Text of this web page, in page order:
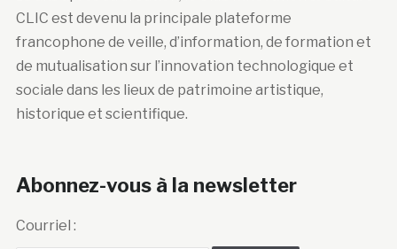
CLIC est devenu la principale plateforme
francophone de veille, d’information, de formation et
de mutualisation sur l’innovation technologique et
sociale dans les lieux de patrimoine artistique,
historique et scientifique.
Abonnez-vous à la newsletter
Courriel :